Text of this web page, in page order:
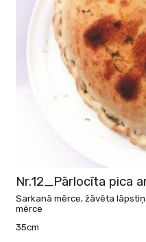
Nr.12_Pārlocīta pica
Sarkanā mērce, žāvēta
mērce
35cm